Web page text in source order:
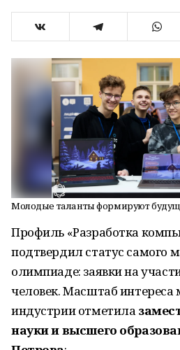
Молодые таланты формируют
Профиль «Разработка
подтвердил статус самого
олимпиаде: заявки на
человек. Масштаб
индустрии отметила
науки и высшего